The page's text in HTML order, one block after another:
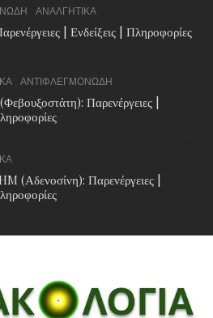
ΑΝΑΛΓΗΤΙΚΑ
| Ενδείξεις | Πληροφορίες
ΑΝΤΙΦΛΕΓΜΟΝΩΔΗ
Παρενέργειες |
(Αδενοσίνη): Παρενέργειες |